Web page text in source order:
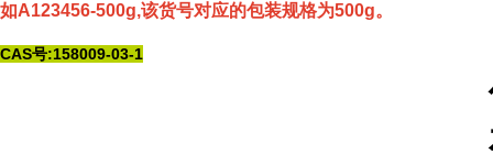
如A123456-500g,该货号对应的包装规格为500g。
CAS号:158009-03-1